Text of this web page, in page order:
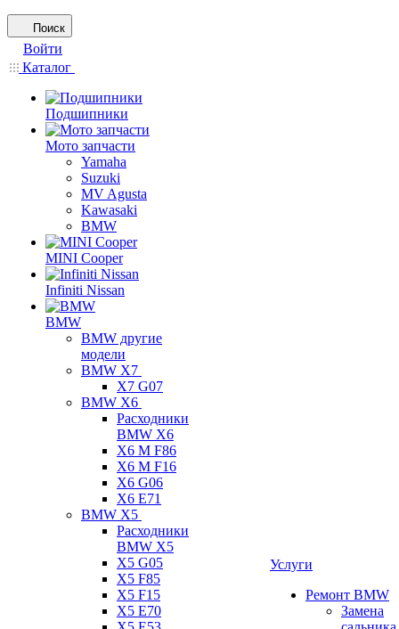
Поиск
Войти
Каталог
Подшипники
Мото запчасти
Yamaha
Suzuki
MV Agusta
Kawasaki
BMW
MINI Cooper
Infiniti Nissan
BMW
BMW другие
модели
BMW X7
X7 G07
BMW X6
Расходники
BMW X6
X6 M F86
X6 M F16
X6 G06
X6 E71
BMW X5
Расходники
BMW X5
X5 G05
X5 F85
X5 F15
X5 E70
Услуги
Ремонт BMW
Замена